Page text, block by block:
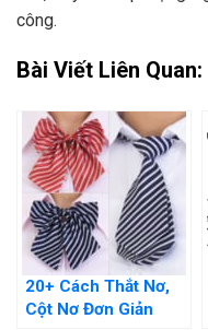
công.
Bài Viết Liên Quan:
20+ Cách Thắt Nơ,
Cột Nơ Đơn Giản